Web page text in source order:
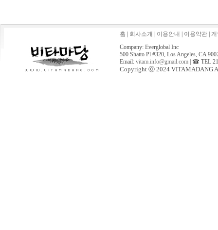
홈 회사소개 이용안내 이용약관| 개
Company: Everglobal Inc
500 Shatto Pl #320, Los Angeles, CA
Email: vitam.info@gmail.com| ☎ TEL
Copyright ⓒ 2024 VITAMADANG